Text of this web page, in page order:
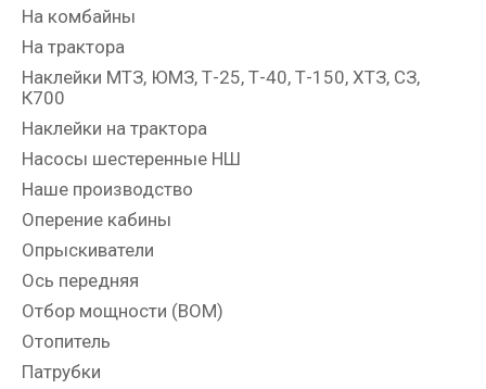
На комбайны
На трактора
Наклейки МТЗ, ЮМЗ, Т-25, Т-40, Т-150, ХТЗ, СЗ,
К700
Наклейки на трактора
Насосы шестеренные НШ
Наше производство
Оперение кабины
Опрыскиватели
Ось передняя
Отбор мощности (ВОМ)
Отопитель
Патрубки